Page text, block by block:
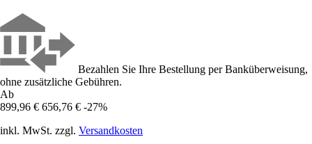
Bezahlen Sie Ihre Bestellung per Banküberweisung,
ohne zusätzliche Gebühren.
Ab
899,96 € 656,76 € -27%
inkl. MwSt. zzgl. Versandkosten